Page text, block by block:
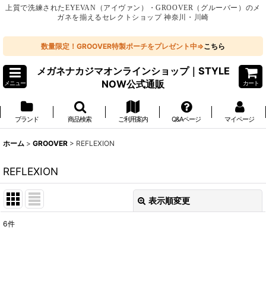
上質で洗練されたEYEVAN（アイヴァン）・GROOVER（グルーバー）のメ
ガネを揃えるセレクトショップ 神奈川・川崎
数量限定！GROOVER特製ポーチをプレゼント中⇒こちら
メニュー
メガネナカジマオンラインショップ｜STYLE
NOW公式通販
カート
ブランド 商品検索 ご利用案内 Q&Aページ マイページ
ホーム > GROOVER > REFLEXION
REFLEXION
表示順変更
6件